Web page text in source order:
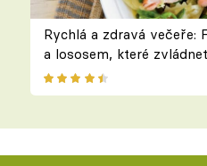
Rychlá a zdravá večeře:
a lososem, které